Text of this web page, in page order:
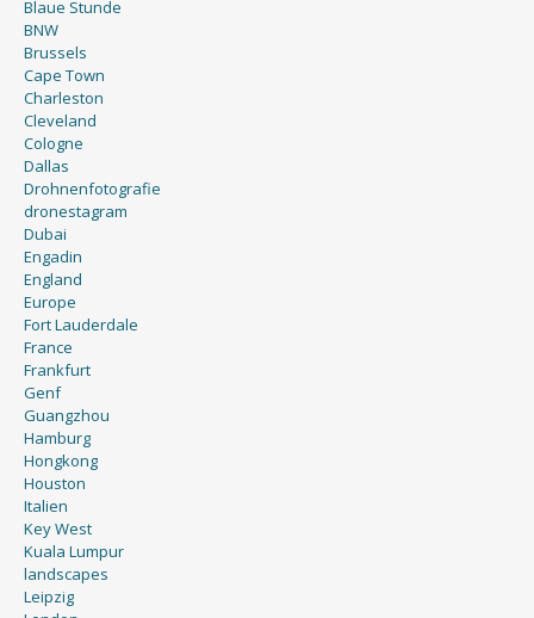
Blaue Stunde
BNW
Brussels
Cape Town
Charleston
Cleveland
Cologne
Dallas
Drohnenfotografie
dronestagram
Dubai
Engadin
England
Europe
Fort Lauderdale
France
Frankfurt
Genf
Guangzhou
Hamburg
Hongkong
Houston
Italien
Key West
Kuala Lumpur
landscapes
Leipzig